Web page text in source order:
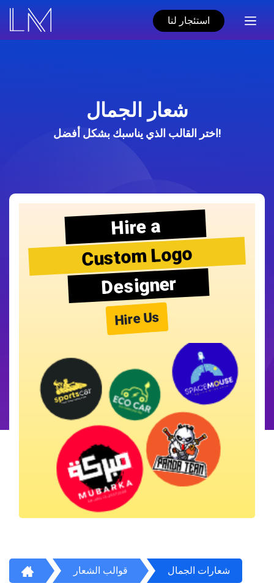
استئجار لنا
شعار الجمال
اختر القالب الذي يناسبك بشكل أفضل!
Hire a
Custom Logo
Designer
Hire Us
قوالب الشعار شعارات الجمال